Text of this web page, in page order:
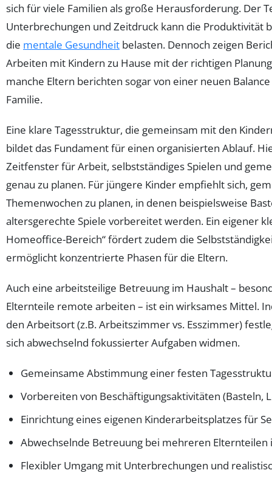
sich für viele Familien als große Herausforderung. Der
Unterbrechungen und Zeitdruck kann die Produktivität
die mentale Gesundheit belasten. Dennoch zeigen
Arbeiten mit Kindern zu Hause mit der richtigen
manche Eltern berichten sogar von einer neuen
Familie.
Eine klare Tagesstruktur, die gemeinsam mit den
bildet das Fundament für einen organisierten Ablauf.
Zeitfenster für Arbeit, selbstständiges Spielen und
genau zu planen. Für jüngere Kinder empfiehlt sich,
Themenwochen zu planen, in denen beispielsweise
altersgerechte Spiele vorbereitet werden. Ein eigener
Homeoffice-Bereich“ fördert zudem die
ermöglicht konzentrierte Phasen für die Eltern.
Auch eine arbeitsteilige Betreuung im Haushalt –
Elternteile remote arbeiten – ist ein wirksames Mittel.
den Arbeitsort (z.B. Arbeitszimmer vs. Esszimmer)
sich abwechselnd fokussierter Aufgaben widmen.
Gemeinsame Abstimmung einer festen
Vorbereiten von Beschäftigungsaktivitäten (Basteln,
Einrichtung eines eigenen Kinderarbeitsplatzes für
Abwechselnde Betreuung bei mehreren
Flexibler Umgang mit Unterbrechungen und